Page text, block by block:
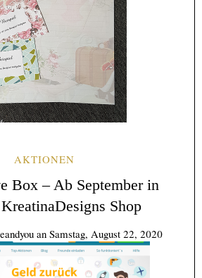
AKTIONEN
Box – Ab September in
Shop
an Samstag, August 22, 2020